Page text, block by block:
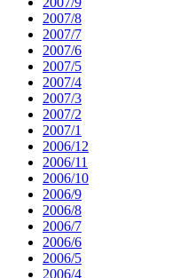
2007/8
2007/7
2007/6
2007/5
2007/4
2007/3
2007/2
2007/1
2006/12
2006/11
2006/10
2006/9
2006/8
2006/7
2006/6
2006/5
2006/4